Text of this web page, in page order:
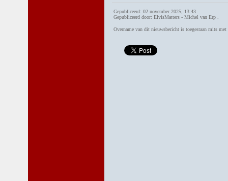
Gepubliceerd: 02 november 2025, 13:43
Gepubliceerd door: ElvisMatters - Michel van Erp .
Overname van dit nieuwsbericht is toegestaan mits